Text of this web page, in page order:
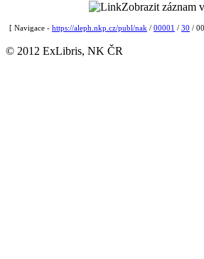
Zobrazit záznam v
[ Navigace - https://aleph.nkp.cz/publ/nak / 00001 / 30 /
© 2012 ExLibris, NK ČR